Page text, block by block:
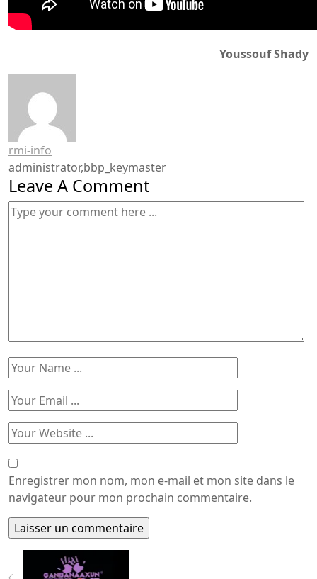
Youssouf Shady
rmi-info
administrator,bbp_keymaster
Leave A Comment
Enregistrer mon nom, mon e-mail et mon site dans le
navigateur pour mon prochain commentaire.